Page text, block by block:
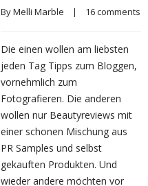
By Melli Marble
    |
16 comments
Die einen wollen am liebsten
jeden Tag Tipps zum Bloggen,
vornehmlich zum
Fotografieren. Die anderen
wollen nur Beautyreviews mit
einer schonen Mischung aus
PR Samples und selbst
gekauften Produkten. Und
wieder andere möchten vor